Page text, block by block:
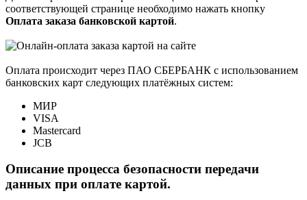
соответствующей странице необходимо нажать кнопку
Оплата заказа банковской картой.
Оплата происходит через ПАО СБЕРБАНК с использованием
банковских карт следующих платёжных систем:
МИР
VISA
Mastercard
JCB
Описание процесса безопасности передачи
данных при оплате картой.